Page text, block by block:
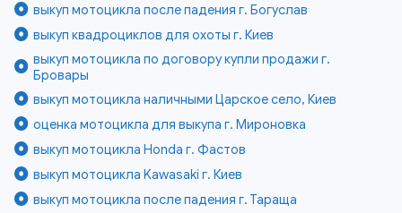
выкуп мотоцикла после падения г. Богуслав
выкуп квадроциклов для охоты г. Киев
выкуп мотоцикла по договору купли продажи г.
Бровары
выкуп мотоцикла наличными Царское село, Киев
оценка мотоцикла для выкупа г. Мироновка
выкуп мотоцикла Honda г. Фастов
выкуп мотоцикла Kawasaki г. Киев
выкуп мотоцикла после падения г. Тараща